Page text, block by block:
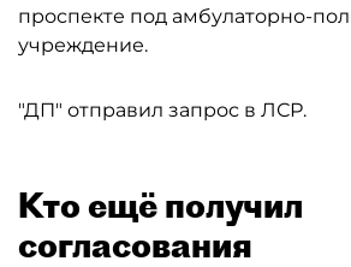
проспекте под амбулаторно-
учреждение.
"ДП" отправил запрос в ЛСР.
Кто ещё получил
согласования